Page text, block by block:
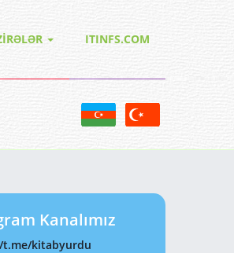
ITINFS.COM
Kanalımız
kitabyurdu